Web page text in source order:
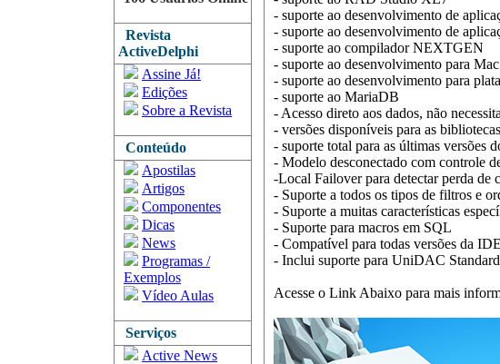
Revista
ActiveDelphi
Assine Já!
Edições
Sobre a Revista
Conteúdo
Apostilas
Artigos
Componentes
Dicas
News
Programas /
Exemplos
Vídeo Aulas
Serviços
Active News
- suporte ao desenvolvimento de
- suporte ao desenvolvimento de
- suporte ao compilador NEXTGEN
- suporte ao desenvolvimento para
- suporte ao desenvolvimento para
- suporte ao MariaDB
- Acesso direto aos dados, não
- versões disponíveis para as
- suporte total para as últimas versões
- Modelo desconectado com controle
-Local Failover para detectar perda de
- Suporte a todos os tipos de filtros e
- Suporte a muitas características
- Suporte para macros em SQL
- Compatível para todas versões da
- Inclui suporte para UniDAC
Acesse o Link Abaixo para mais